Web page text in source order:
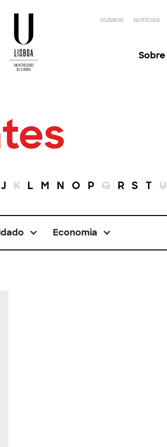
ULISBOA NOTÍCIAS
Sobre
J K L M N O P Q R S T U
Economia